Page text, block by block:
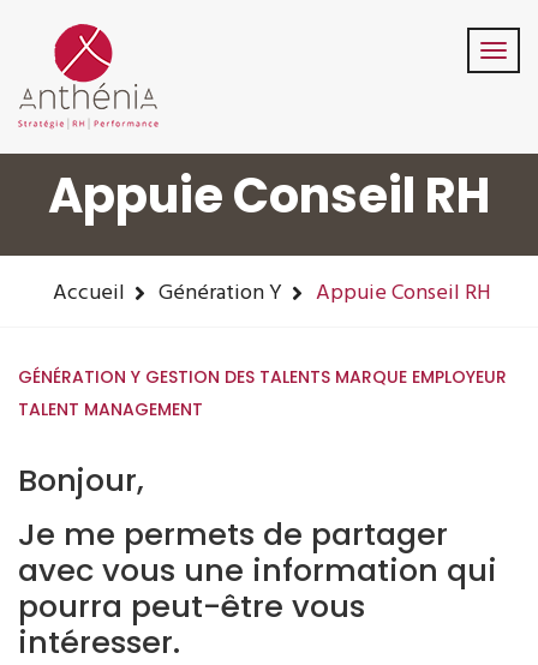
Suivez-Nous:
Appuie Conseil RH
Accueil Génération Y Appuie Conseil RH
GÉNÉRATION Y GESTION DES TALENTS MARQUE EMPLOYEUR
TALENT MANAGEMENT
Bonjour,
Je me permets de partager
avec vous une information qui
pourra peut-être vous
intéresser.